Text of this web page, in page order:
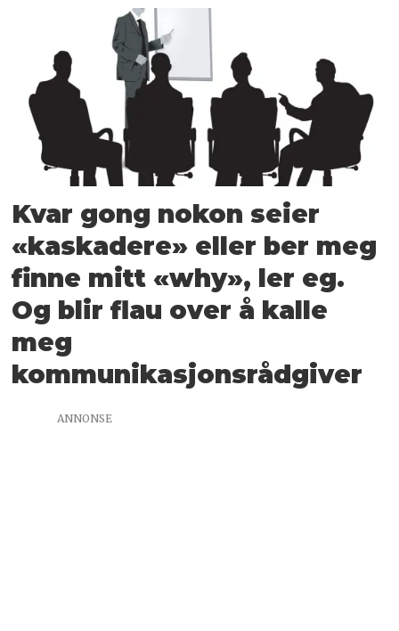
Kvar gong nokon seier
«kaskadere» eller ber meg
finne mitt «why», ler eg.
Og blir flau over å kalle
meg
kommunikasjonsrådgiver
ANNONSE